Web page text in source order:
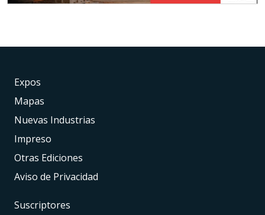
Expos
Mapas
Nuevas Industrias
Impreso
Otras Ediciones
Aviso de Privacidad
Suscriptores